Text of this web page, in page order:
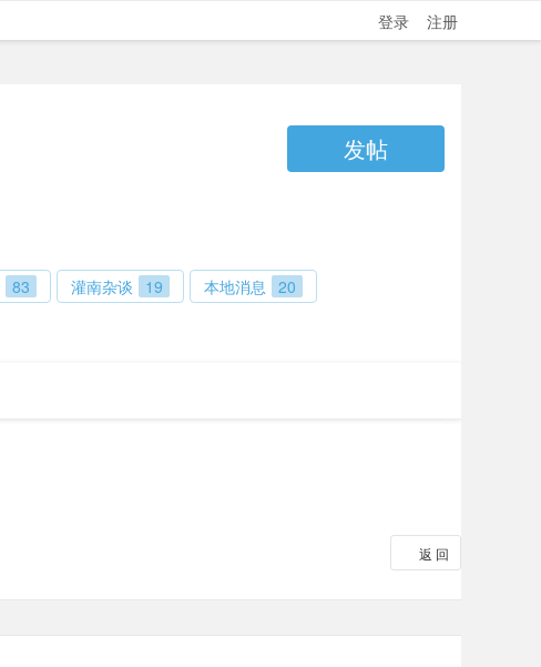
登录
注册
发帖
83 灌南杂谈 19 本地消息 20
返 回